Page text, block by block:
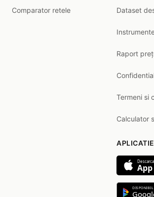
Comparator retele Dataset
Raport
Termeni si
Calculator
DISPONIBIL